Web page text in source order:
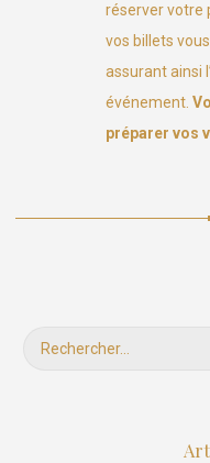
réserver votre
vos billets
assurant ainsi
événement.
préparer vos